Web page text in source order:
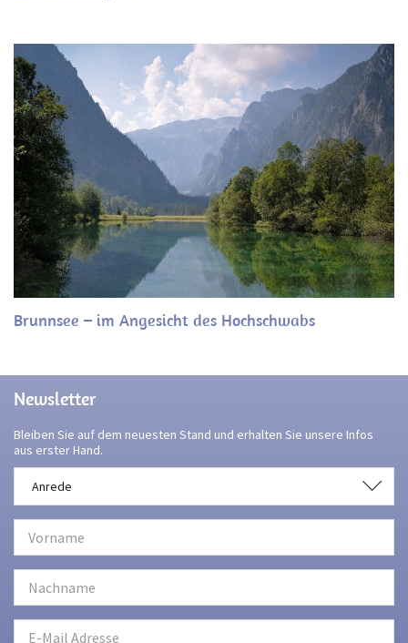
Brunnsee – im Angesicht des Hochschwabs
Newsletter
Bleiben Sie auf dem neuesten Stand und erhalten Sie unsere Infos
aus erster Hand.
Anrede
Anrede